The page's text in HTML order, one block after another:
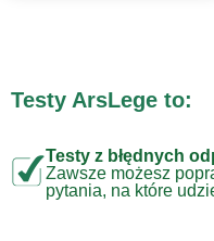
Testy ArsLege to:
Testy z błędnych
Zawsze możesz
pytania, na które